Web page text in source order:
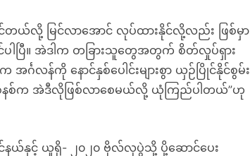
တယ်လို့ မြင်လာအောင် လုပ်ထားနိုင်လို့လည်း ဖြစ်မှာ
ပါပြီ။ အဲဒါက တခြားသူတွေအတွက် စိတ်လှုပ်ရှား
င်္ဂလန်ကို နောင်နှစ်ပေါင်းများစွာ ယှဉ်ပြိုင်နိုင်စွမ်း
နစ်က အဲဒီလိုဖြစ်လာစေမယ်လို့ ယုံကြည်ပါတယ်”ဟု
ယ်နှင့် ယူရို- ၂၀၂၀ ဗိုလ်လုပွဲသို့ ပို့ဆောင်ပေး